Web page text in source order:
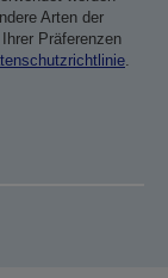
Arten der
Präferenzen